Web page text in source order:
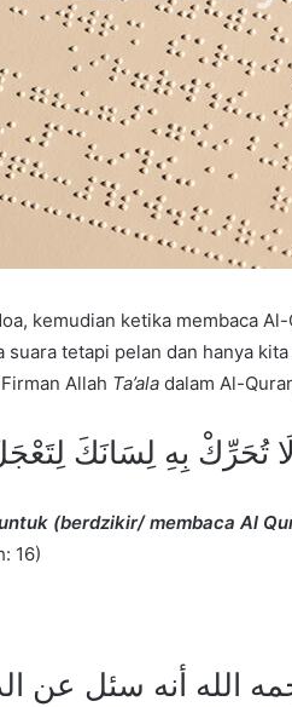
kemudian ketika membaca
suara tetapi pelan dan hanya
Allah Ta’ala dalam Al-
لَا تُحَرِّكْ بِهِ لِسَانَكَ
(berdzikir/ membaca Al
16)
الله أنه سئل عن